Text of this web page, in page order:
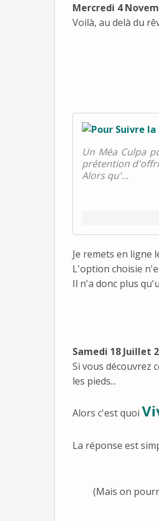
Mercredi 4
Voilà, au delà du
Un Méa Culpa
prétention
Alors qu'...
Je remets en ligne
L'option choisie
Il n'a donc plus
Samedi 18 Juillet
Si vous découvrez
les pieds...
Alors c'est quoi
La réponse est
(Mais on